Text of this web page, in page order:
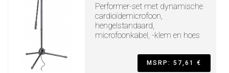
Performer-set met dynamische
cardioïdemicrofoon,
hengelstandaard,
microfoonkabel, -klem en hoes
MSRP: 57,61 €